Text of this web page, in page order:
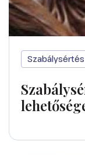
Szabálysértés